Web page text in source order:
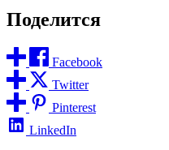
Поделится
Facebook
Twitter
Pinterest
LinkedIn